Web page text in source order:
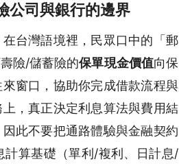
公司與銀行的邊界
台灣語境裡，民眾口中的「郵
險/儲蓄險的保單現金價值向保
窗口，協助你完成借款流程與
，真正決定利息算法與費用結
此不要把通路體驗與金融契約
計算基礎（單利/複利、日計息/